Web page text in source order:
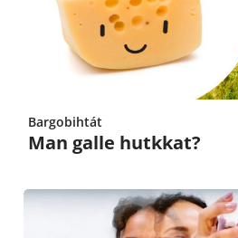
Bargobihtát
Man galle hutkkat?